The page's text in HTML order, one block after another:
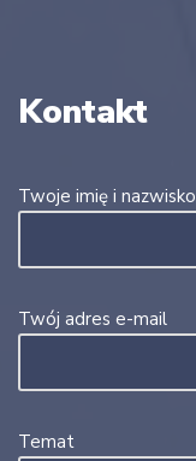
Kontakt
Twoje imię i nazwisko
Twój adres e-mail
Temat